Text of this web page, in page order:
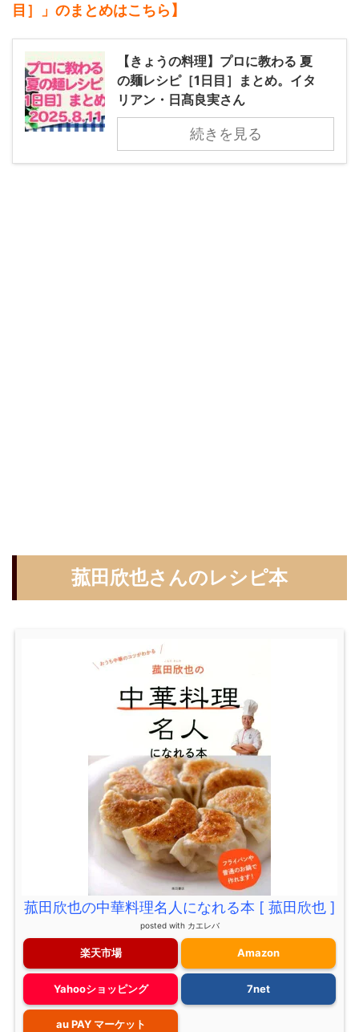
目］」のまとめはこちら】
【きょうの料理】プロに教わる 夏
の麺レシピ［1日目］まとめ。イタ
リアン・日髙良実さん
続きを見る
菰田欣也さんのレシピ本
菰田欣也の中華料理名人になれる本 [ 菰田欣也 ]
posted with カエレバ
楽天市場 Amazon
Yahooショッピング 7net
au PAY マーケット